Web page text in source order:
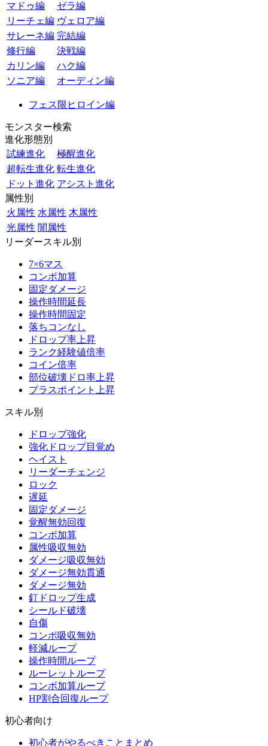
マドゥ編
ゼラ編
リーチェ編 ヴェロア編
サレーネ編 完結編
修行編
決戦編
カリン編
ハク編
ソニア編
オーディン編
フェス限ヒロイン編
モンスター検索
進化形態別
試練進化
極醒進化
超転生進化 転生進化
ドット進化 アシスト進化
属性別
火属性 水属性 木属性
光属性 闇属性
リーダースキル別
7×6マス
コンボ加算
固定ダメージ
操作時間延長
操作時間固定
落ちコンなし
ドロップ率上昇
ランク経験値倍率
コイン倍率
部位破壊ドロ率上昇
プラスポイント上昇
スキル別
ドロップ強化
強化ドロップ目覚め
ヘイスト
リーダーチェンジ
ロック
遅延
固定ダメージ
覚醒無効回復
コンボ加算
属性吸収無効
ダメージ吸収無効
ダメージ無効貫通
ダメージ無効
釘ドロップ生成
シールド破壊
自傷
コンボ吸収無効
軽減ループ
操作時間ループ
ルーレットループ
コンボ加算ループ
HP割合回復ループ
初心者向け
初心者がやるべきことまとめ